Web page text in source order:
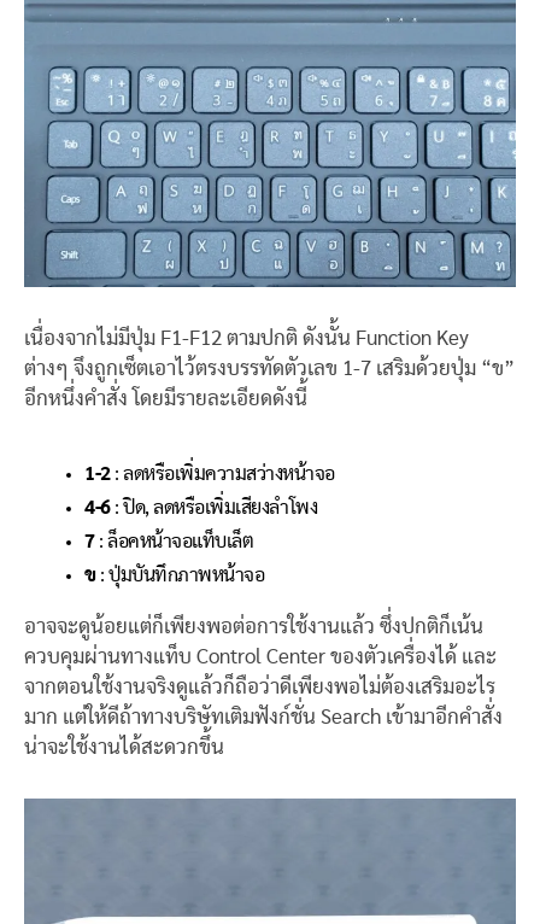
เนื่องจากไม่มีปุ่ม F1-F12 ตามปกติ ดังนั้น Function Key
ต่างๆ จึงถูกเซ็ตเอาไว้ตรงบรรทัดตัวเลข 1-7 เสริมด้วยปุ่ม “ข”
อีกหนึ่งคำสั่ง โดยมีรายละเอียดดังนี้
1-2 : ลดหรือเพิ่มความสว่างหน้าจอ
4-6 : ปิด, ลดหรือเพิ่มเสียงลำโพง
7 : ล็อคหน้าจอแท็บเล็ต
ข : ปุ่มบันทึกภาพหน้าจอ
อาจจะดูน้อยแต่ก็เพียงพอต่อการใช้งานแล้ว ซึ่งปกติก็เน้น
ควบคุมผ่านทางแท็บ Control Center ของตัวเครื่องได้ และ
จากตอนใช้งานจริงดูแล้วก็ถือว่าดีเพียงพอไม่ต้องเสริมอะไร
มาก แต่ให้ดีถ้าทางบริษัทเติมฟังก์ชั่น Search เข้ามาอีกคำสั่ง
น่าจะใช้งานได้สะดวกขึ้น